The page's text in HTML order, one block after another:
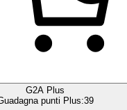
G2A Plus
punti Plus:39